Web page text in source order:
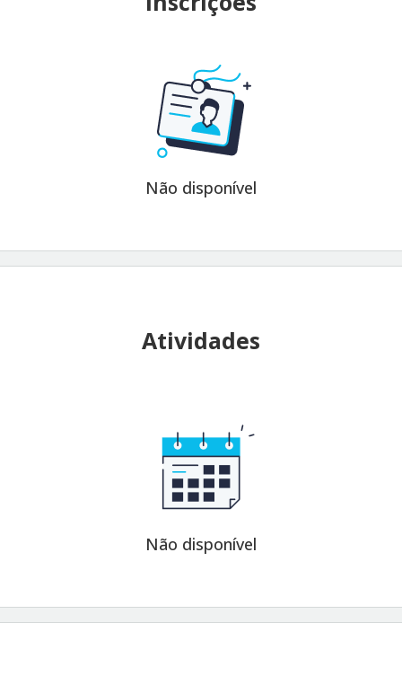
Não disponível
Atividades
Não disponível